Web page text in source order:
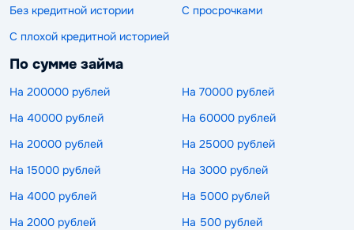
Без кредитной истории
С просрочками
С плохой кредитной историей
По сумме займа
На 200000 рублей
На 70000 рублей
На 40000 рублей
На 60000 рублей
На 20000 рублей
На 25000 рублей
На 15000 рублей
На 3000 рублей
На 4000 рублей
На 5000 рублей
На 2000 рублей
На 500 рублей